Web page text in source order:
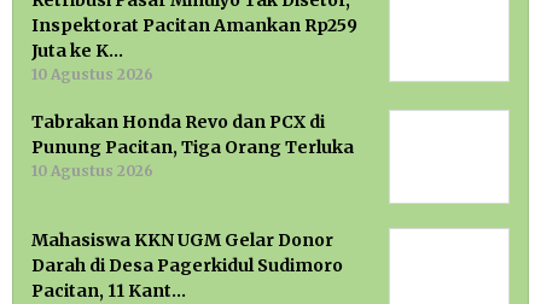
Inspektorat Pacitan Amankan Rp259
Juta ke K…
10 Agustus 2026
Tabrakan Honda Revo dan PCX di
Punung Pacitan, Tiga Orang Terluka
10 Agustus 2026
Mahasiswa KKN UGM Gelar Donor
Darah di Desa Pagerkidul Sudimoro
Pacitan, 11 Kant…